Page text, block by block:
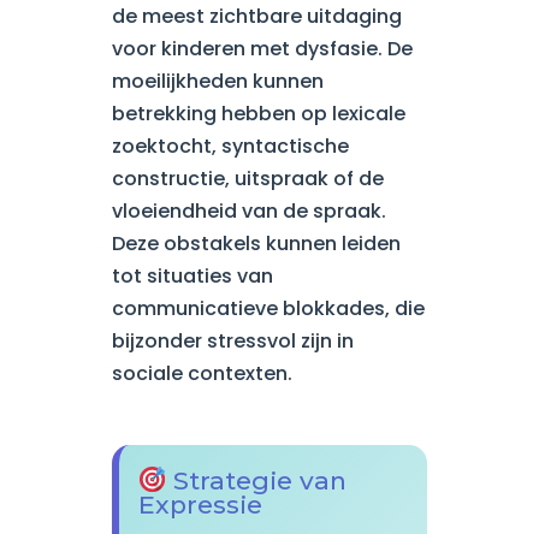
de meest zichtbare uitdaging
voor kinderen met dysfasie. De
moeilijkheden kunnen
betrekking hebben op lexicale
zoektocht, syntactische
constructie, uitspraak of de
vloeiendheid van de spraak.
Deze obstakels kunnen leiden
tot situaties van
communicatieve blokkades, die
bijzonder stressvol zijn in
sociale contexten.
Strategie van
Expressie